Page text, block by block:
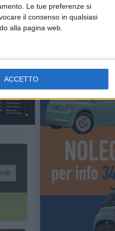
Le tue preferenze si
il consenso in qualsiasi
alla pagina web.
ACCETTO